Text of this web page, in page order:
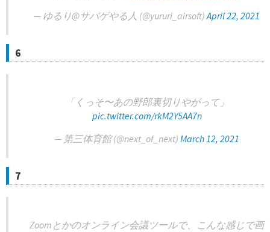
— ゆるり@サバゲやる人 (@yururi_airsoft)April 22, 2021
6
「くっそ〜あの野郎裏切りやがって」
pic.twitter.com/rkM2Y5AA7n
— 第三体育館 (@next_of_next) March 12, 2021
7
Zoomとかのオンライン会議ツールで、こんな感じで画